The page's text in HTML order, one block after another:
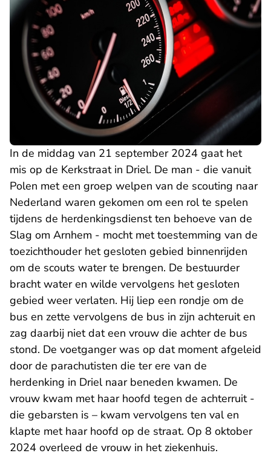
In de middag van 21 september 2024 gaat het
mis op de Kerkstraat in Driel. De man - die vanuit
Polen met een groep welpen van de scouting naar
Nederland waren gekomen om een rol te spelen
tijdens de herdenkingsdienst ten behoeve van de
Slag om Arnhem - mocht met toestemming van de
toezichthouder het gesloten gebied binnenrijden
om de scouts water te brengen. De bestuurder
bracht water en wilde vervolgens het gesloten
gebied weer verlaten. Hij liep een rondje om de
bus en zette vervolgens de bus in zijn achteruit en
zag daarbij niet dat een vrouw die achter de bus
stond. De voetganger was op dat moment afgeleid
door de parachutisten die ter ere van de
herdenking in Driel naar beneden kwamen. De
vrouw kwam met haar hoofd tegen de achterruit -
die gebarsten is – kwam vervolgens ten val en
klapte met haar hoofd op de straat. Op 8 oktober
2024 overleed de vrouw in het ziekenhuis.